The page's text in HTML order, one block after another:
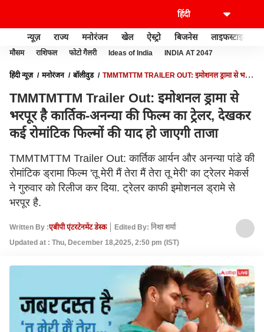
न्यूज़ राज्य मनोरंजन खेल ऐस्ट्रो बिजनेस लाइफस्टाइल
मौसम राशिफल फोटो गैलरी Ideas of India INDIA AT 2047
हिंदी न्यूज़ मनोरंजन बॉलीवुड
TMMTMTTM TRAILER OUT: इमोशनल ड्रामा से भरपूर
TMMTMTTM Trailer Out: इमोशनल ड्रामा से
भरपूर है कार्तिक-अनन्या की फिल्म का ट्रेलर, देखकर
कई रोमांटिक फिल्मों की याद हो जाएगी ताजा
TMMTMTTM Trailer Out: कार्तिक आर्यन और अनन्या पांडे की
रोमांटिक ड्रामा फिल्म 'तू मेरी मैं तेरा मैं तेरा तू मेरी' का ट्रेलर मेकर्स
ने गुरुवार को रिलीज कर दिया. ट्रेलर काफी इमोशनल ड्रामे से
भरपूर है.
Written By :एबीपी एंटरटेनमेंट डेस्क
Edited By: निशा शर्मा
Updated at : Thu, December 18,2025, 2:50 pm (IST)